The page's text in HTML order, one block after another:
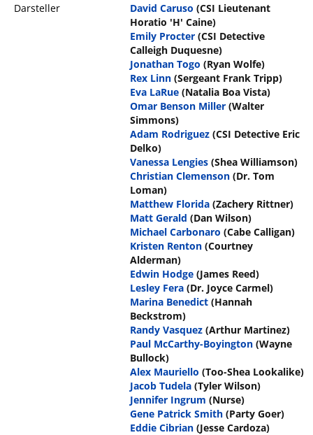
Darsteller
David Caruso (CSI Lieutenant
Horatio 'H' Caine)
Emily Procter (CSI Detective
Calleigh Duquesne)
Jonathan Togo (Ryan Wolfe)
Rex Linn (Sergeant Frank Tripp)
Eva LaRue (Natalia Boa Vista)
Omar Benson Miller (Walter
Simmons)
Adam Rodriguez (CSI Detective Eric
Delko)
Vanessa Lengies (Shea Williamson)
Christian Clemenson (Dr. Tom
Loman)
Matthew Florida (Zachery Rittner)
Matt Gerald (Dan Wilson)
Michael Carbonaro (Cabe Calligan)
Kristen Renton (Courtney
Alderman)
Edwin Hodge (James Reed)
Lesley Fera (Dr. Joyce Carmel)
Marina Benedict (Hannah
Beckstrom)
Randy Vasquez (Arthur Martinez)
Paul McCarthy-Boyington (Wayne
Bullock)
Alex Mauriello (Too-Shea Lookalike)
Jacob Tudela (Tyler Wilson)
Jennifer Ingrum (Nurse)
Gene Patrick Smith (Party Goer)
Eddie Cibrian (Jesse Cardoza)